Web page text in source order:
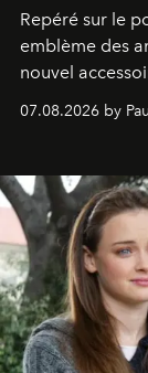
Repéré sur le
emblème des
nouvel
s'arrachent
07.08.2026 by